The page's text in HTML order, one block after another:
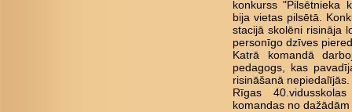
konkurss "Pilsētnieka
bija vietas pilsētā.
stacijā skolēni risināja
personīgo dzīves
Katrā komandā
pedagogs, kas
risināšanā nepiedalījās.
Rīgas
komandas no